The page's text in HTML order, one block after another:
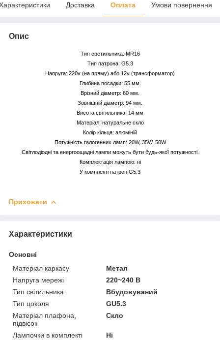
Доставка Оплата Умови повернення
Опис
Тип светильника: MR16
Тип патрона: G5.3
Напруга: 220v (на пряму) або 12v (трансформатор)
Глибина посадки: 55 мм.
Врізний діаметр: 60 мм.
Зовнішній діаметр: 94 мм.
Висота світильника: 14 мм
Матеріал: натуральне скло
Колір кільця: алюміній
Потужність галогенних ламп: 20W, 35W, 50W
Світлодіодні та енергоощадні лампи можуть бути будь-якої потужності.
Комплектація лампою: ні
У комплекті патрон G5.3
Приховати
Характеристики
Основні
Матеріал каркасу
Метал
Напруга мережі
220~240 В
Тип світильника
Вбудовуваний
Тип цоколя
GU5.3
Матеріал плафона,
підвісок
Скло
Лампочки в комплекті
Ні